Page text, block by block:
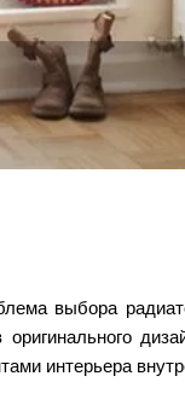
выбора
интерьера